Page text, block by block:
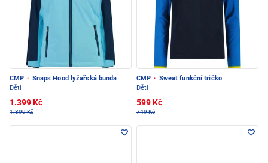
CMP · Snaps Hood lyžařská bunda
Děti
1.399 Kč
1.899 Kč
CMP · Sweat funkční tričko
Děti
599 Kč
749 Kč